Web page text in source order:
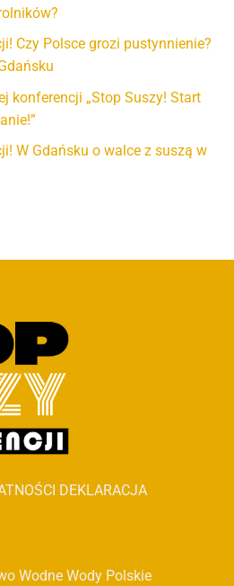
Czy Polsce grozi pustynnienie?
konferencji „Stop Suszy! Start
W Gdańsku o walce z suszą w
DEKLARACJA
Wodne Wody Polskie